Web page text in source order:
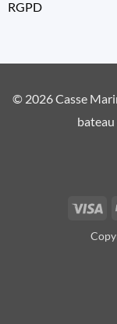
RGPD
© 2026 Casse
bateau